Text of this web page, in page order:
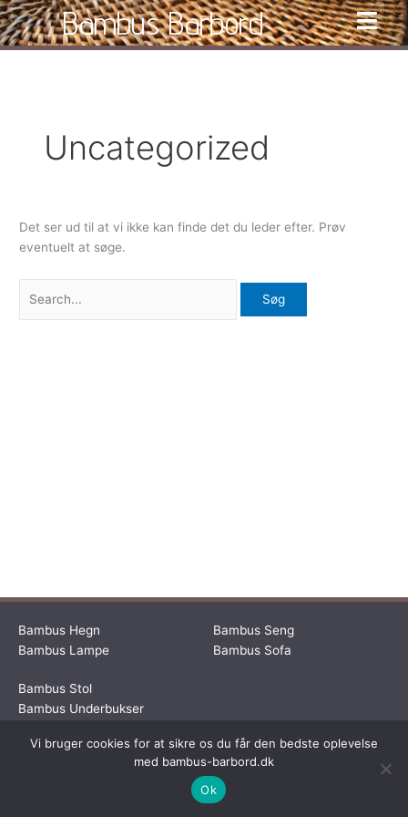
Gå
til
indholdet
Bambus Barbord
Uncategorized
Det ser ud til at vi ikke kan finde det du leder efter. Prøv
eventuelt at søge.
Bambus Hegn
Bambus Lampe
Bambus Seng
Bambus Sofa
Bambus Stol
Bambus Underbukser
Dette medie ejes og drives af Tropic Traffic LLC-FZ | The Meydan
Hotel, Grandstand, 6th floor, Nad Al Sheba | Dubai | UAE
Copyright © 2026 Bambus Barbord | All rights reserved
Vi bruger cookies for at sikre os du får den bedste oplevelse
med bambus-barbord.dk
Ok